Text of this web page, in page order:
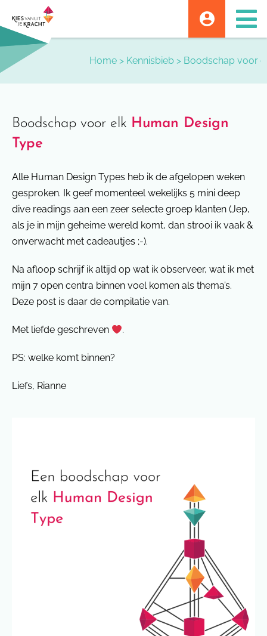
to
content
Home > Kennisbieb > Boodschap voor
Boodschap voor elk Human Design
Type
Alle Human Design Types heb ik de afgelopen weken
gesproken. Ik geef momenteel wekelijks 5 mini deep
dive readings aan een zeer selecte groep klanten (Jep,
als je in mijn geheime wereld komt, dan strooi ik vaak &
onverwacht met cadeautjes ;-).
Na afloop schrijf ik altijd op wat ik observeer, wat ik met
mijn 7 open centra binnen voel komen als thema’s.
Deze post is daar de compilatie van.
Met liefde geschreven .
PS: welke komt binnen?
Liefs, Rianne